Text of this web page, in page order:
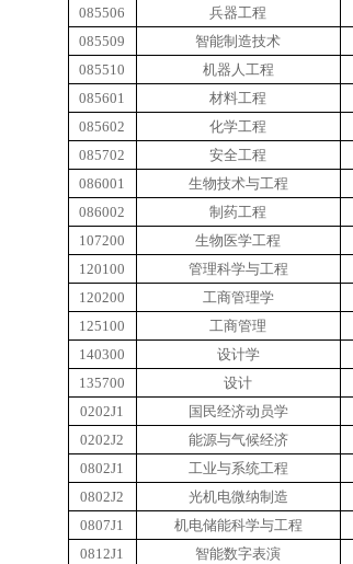
085506
兵器工程
085509
智能制造技术
085510
机器人工程
085601
材料工程
085602
化学工程
085702
安全工程
086001
生物技术与工程
086002
制药工程
107200
生物医学工程
120100
管理科学与工程
120200
工商管理学
125100
工商管理
140300
设计学
135700
设计
0202J1
国民经济动员学
0202J2
能源与气候经济
0802J1
工业与系统工程
0802J2
光机电微纳制造
0807J1
机电储能科学与工程
0812J1
智能数字表演